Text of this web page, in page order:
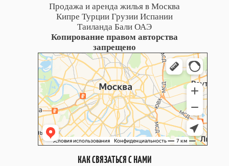
Продажа и аренда жилья в Москва
Кипре Турции Грузии Испании
Таиланда Бали ОАЭ
Копирование правом авторства
запрещено
КАК СВЯЗАТЬСЯ С НАМИ